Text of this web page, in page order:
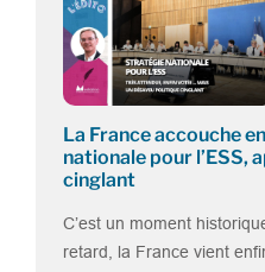
La France accouche
nationale pour l’ESS,
cinglant
C’est un moment
retard, la France vient